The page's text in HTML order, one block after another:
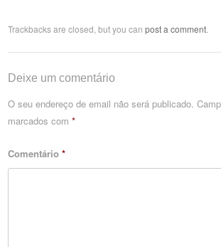
Trackbacks are closed, but you canpost a comment
Deixe um comentário
O seu endereço de email não será publicado.
marcados com*
Comentário*